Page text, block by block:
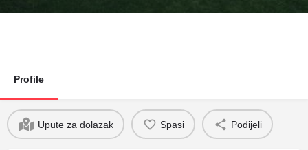
Profile
Upute za dolazak Spasi Podijeli